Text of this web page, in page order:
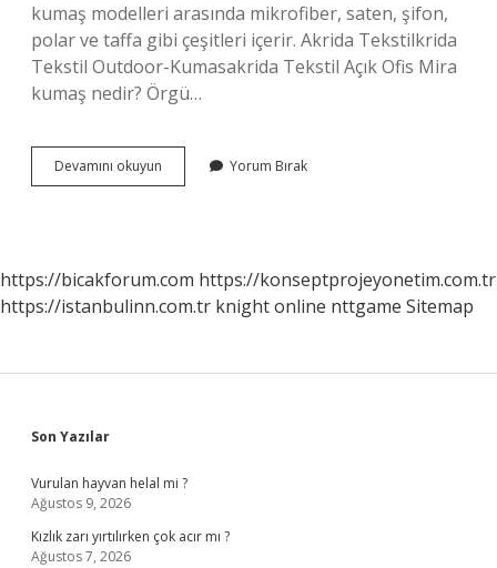
kumaş modelleri arasında mikrofiber, saten, şifon,
polar ve taffa gibi çeşitleri içerir. Akrida Tekstilkrida
Tekstil Outdoor-Kumasakrida Tekstil Açık Ofis Mira
kumaş nedir? Örgü…
Devamını okuyun
Kumaş
Yorum Bırak
https://bicakforum.com https://konseptprojeyonetim.com.tr
https://istanbulinn.com.tr knight online nttgame Sitemap
Sidebar
Son Yazılar
Vurulan hayvan helal mi ?
Ağustos 9, 2026
Kızlık zarı yırtılırken çok acır mı ?
Ağustos 7, 2026